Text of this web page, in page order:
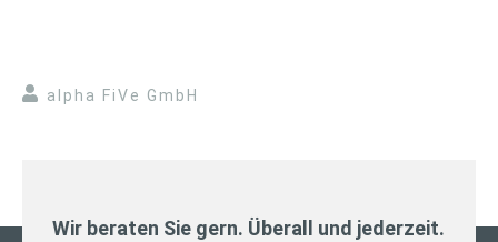
alpha FiVe GmbH
Wir beraten Sie gern. Überall und jederzeit.